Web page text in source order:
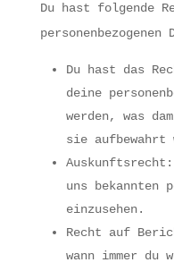
Du hast folgende
personenbezogenen
Du hast das
deine
werden, was
sie aufbewahrt
uns bekannten
einzusehen.
Recht auf
wann immer du